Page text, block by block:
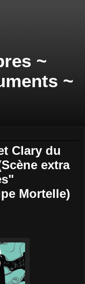
~
~
Clary du
extra
Mortelle)